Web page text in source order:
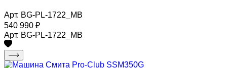
Арт. BG-PL-1722_MB
540 990 ₽
Арт. BG-PL-1722_MB